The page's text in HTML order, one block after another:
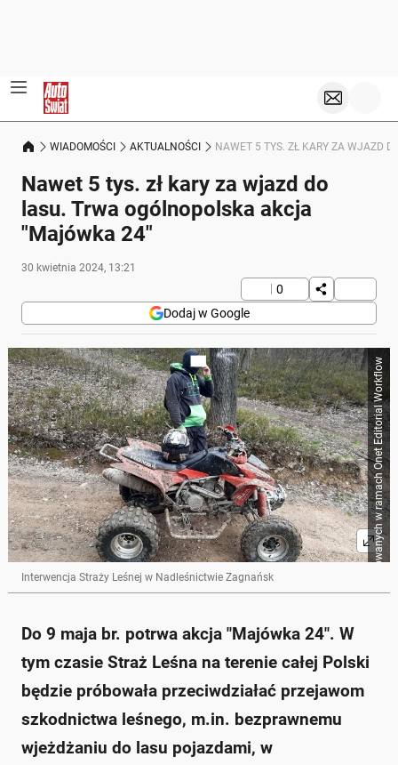
WIADOMOŚCI AKTUALNOŚCI NAWET 5 TYS. ZŁ KARY ZA WJAZD
Nawet 5 tys. zł kary za wjazd do
lasu. Trwa ogólnopolska akcja
"Majówka 24"
30 kwietnia 2024, 13:21
0
Dodaj w Google
Źródło zbiorcze dla obrazków importowanych w ramach Onet Editorial Workflow
Interwencja Straży Leśnej w Nadleśnictwie Zagnańsk
Do 9 maja br. potrwa akcja "Majówka 24". W
tym czasie Straż Leśna na terenie całej Polski
będzie próbowała przeciwdziałać przejawom
szkodnictwa leśnego, m.in. bezprawnemu
wjeżdżaniu do lasu pojazdami, w